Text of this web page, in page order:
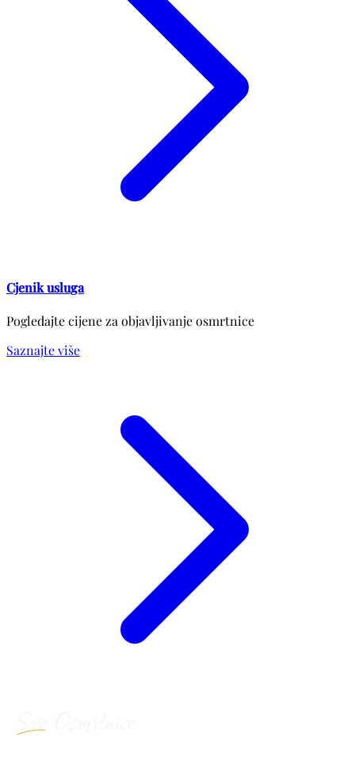
Cjenik usluga
Pogledajte cijene za objavljivanje osmrtnice
Saznajte više